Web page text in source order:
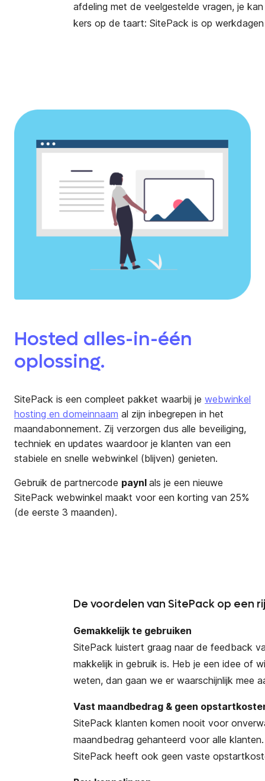
afdeling met de veelgestelde vragen, je
kers op de taart: SitePack is op
Hosted alles-in-één
oplossing.
SitePack is een compleet pakket waarbij je webwinkel
hosting en domeinnaam al zijn inbegrepen in het
maandabonnement. Zij verzorgen dus alle beveiliging,
techniek en updates waardoor je klanten van een
stabiele en snelle webwinkel (blijven) genieten.
Gebruik de partnercode paynl als je een nieuwe
SitePack webwinkel maakt voor een korting van 25%
(de eerste 3 maanden).
De voordelen van SitePack op een
Gemakkelijk te gebruiken
SitePack luistert graag naar de feedback
makkelijk in gebruik is. Heb je een idee of
weten, dan gaan we er waarschijnlijk mee
Vast maandbedrag & geen
SitePack klanten komen nooit voor
maandbedrag gehanteerd voor alle
SitePack heeft ook geen vaste